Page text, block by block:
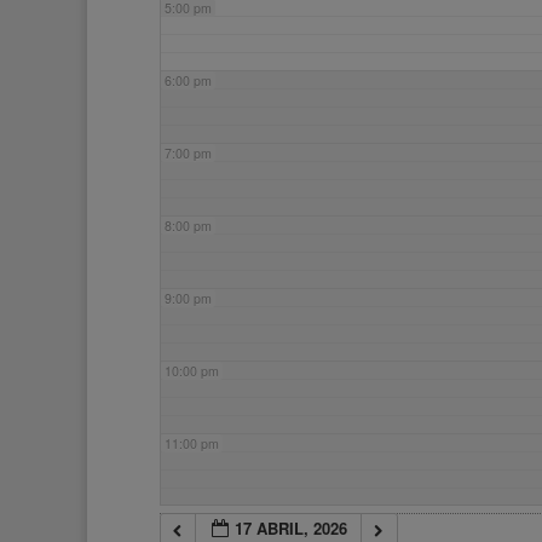
5:00 pm
6:00 pm
7:00 pm
8:00 pm
9:00 pm
10:00 pm
11:00 pm
17 ABRIL, 2026